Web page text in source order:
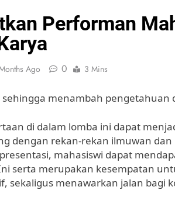
Performan
Ago 0 3 Mins
sehingga menambah
di dalam lomba ini dapat
dengan rekan-rekan ilmuwan
mahasiswi dapat
serta merupakan kesempatan
sekaligus menawarkan jalan bagi